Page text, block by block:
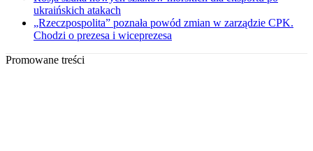
ukraińskich atakach
„Rzeczpospolita” poznała powód zmian w zarządzie CPK.
Chodzi o prezesa i wiceprezesa
Promowane treści